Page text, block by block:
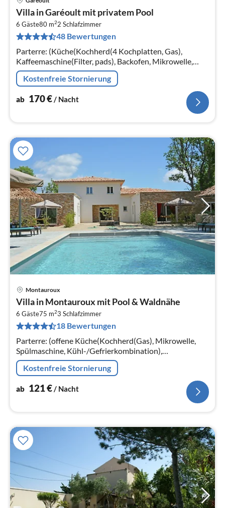
Villa in Garéoult mit privatem Pool
6 Gäste80 m22 Schlafzimmer
48 Bewertungen
Parterre: (Küche(Kochherd(4 Kochplatten, Gas),
Kaffeemaschine(Filter, pads), Backofen, Mikrowelle,
Spülmaschine, Kühl-/Gefrierkombination,
Waschmaschine)
Kostenfreie Stornierung
ab 170€ / Nacht
Montauroux
Villa in Montauroux mit Pool & Waldnähe
6 Gäste75 m23 Schlafzimmer
18 Bewertungen
Parterre: (offene Küche(Kochherd(Gas), Mikrowelle,
Spülmaschine, Kühl-/Gefrierkombination),
Wohn/Esszimmer(TV, Esstisch(6 Personen)),
Schlafzimmer(Doppelbett(160 x 200 cm))
Kostenfreie Stornierung
ab 121€/ Nacht